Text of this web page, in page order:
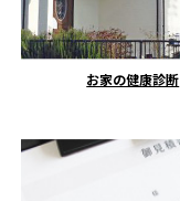
お家の健康診断